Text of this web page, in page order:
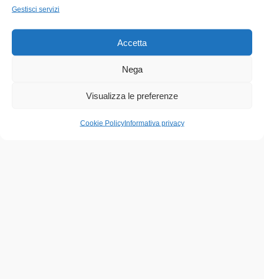
Gestisci servizi
Accetta
Nega
Visualizza le preferenze
Cookie PolicyInformativa privacy